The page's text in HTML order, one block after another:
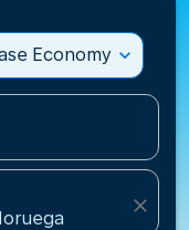
Economy expand_more
close